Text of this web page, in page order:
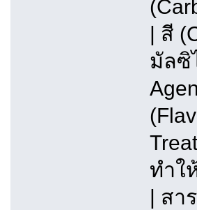
| สี
มัลซิ
ทำใ
| สา